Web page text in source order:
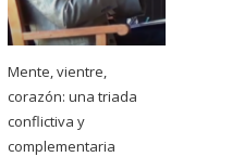
Mente, vientre,
corazón: una triada
conflictiva y
complementaria